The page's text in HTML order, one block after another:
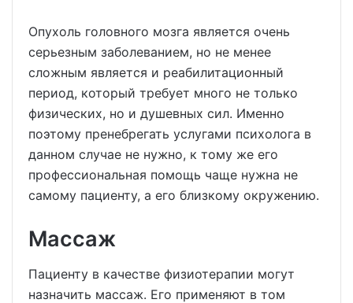
Опухоль головного мозга является очень
серьезным заболеванием, но не менее
сложным является и реабилитационный
период, который требует много не только
физических, но и душевных сил. Именно
поэтому пренебрегать услугами психолога в
данном случае не нужно, к тому же его
профессиональная помощь чаще нужна не
самому пациенту, а его близкому окружению.
Массаж
Пациенту в качестве физиотерапии могут
назначить массаж. Его применяют в том